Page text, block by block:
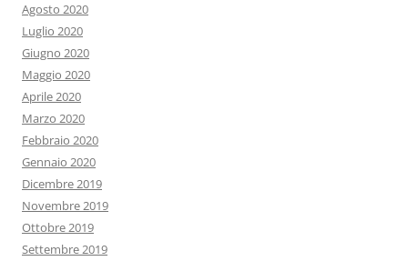
Agosto 2020
Luglio 2020
Giugno 2020
Maggio 2020
Aprile 2020
Marzo 2020
Febbraio 2020
Gennaio 2020
Dicembre 2019
Novembre 2019
Ottobre 2019
Settembre 2019